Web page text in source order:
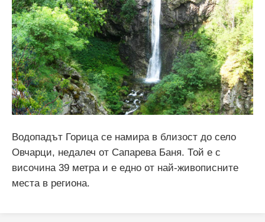
Водопадът Горица се намира в близост до село
Овчарци, недалеч от Сапарева Баня. Той е с
височина 39 метра и е едно от най-живописните
места в региона.